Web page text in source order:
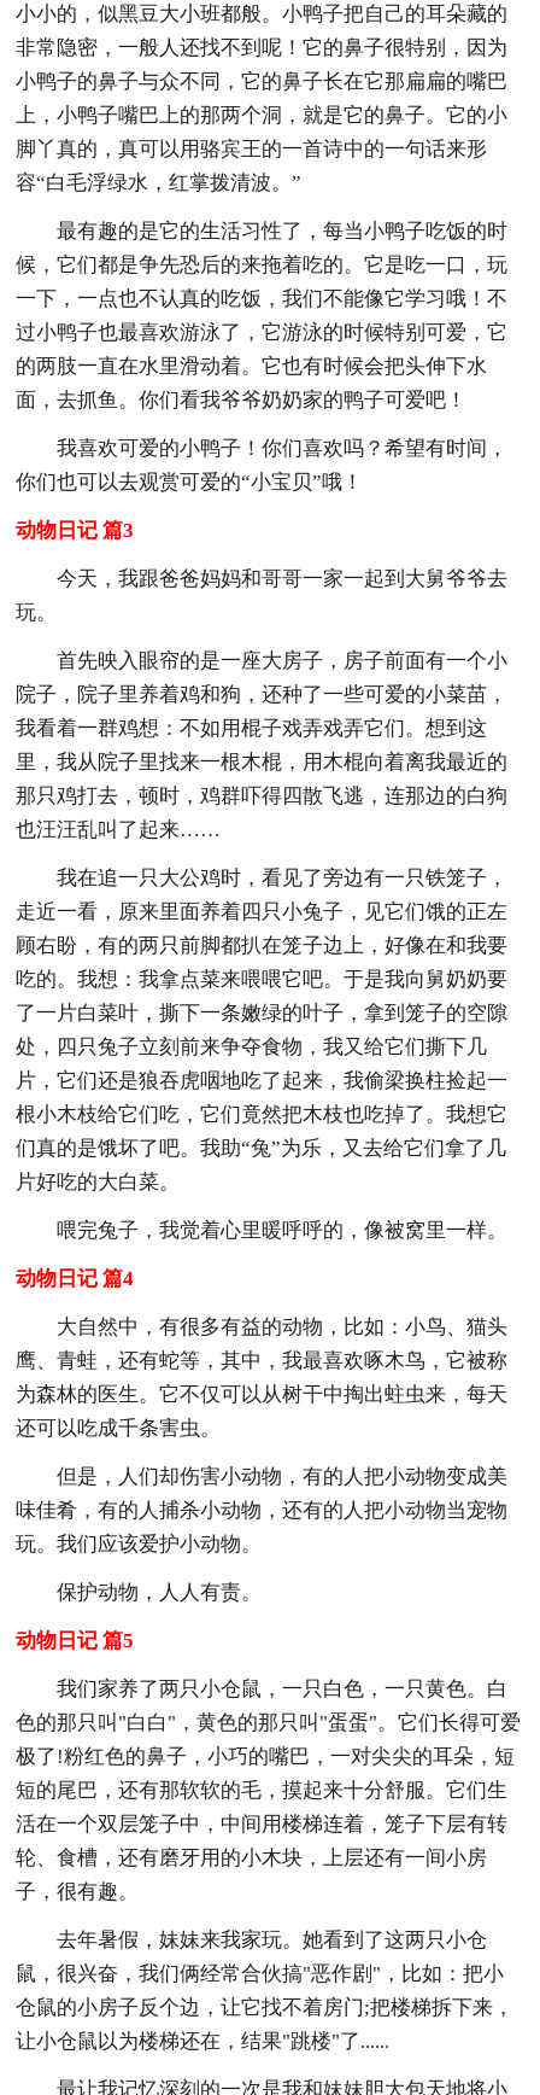
小小的，似黑豆大小班都般。小鸭子把自己的耳朵藏的
非常隐密，一般人还找不到呢！它的鼻子很特别，因为
小鸭子的鼻子与众不同，它的鼻子长在它那扁扁的嘴巴
上，小鸭子嘴巴上的那两个洞，就是它的鼻子。它的小
脚丫真的，真可以用骆宾王的一首诗中的一句话来形
容“白毛浮绿水，红掌拨清波。”
最有趣的是它的生活习性了，每当小鸭子吃饭的时
候，它们都是争先恐后的来拖着吃的。它是吃一口，玩
一下，一点也不认真的吃饭，我们不能像它学习哦！不
过小鸭子也最喜欢游泳了，它游泳的时候特别可爱，它
的两肢一直在水里滑动着。它也有时候会把头伸下水
面，去抓鱼。你们看我爷爷奶奶家的鸭子可爱吧！
我喜欢可爱的小鸭子！你们喜欢吗？希望有时间，
你们也可以去观赏可爱的“小宝贝”哦！
动物日记 篇3
今天，我跟爸爸妈妈和哥哥一家一起到大舅爷爷去
玩。
首先映入眼帘的是一座大房子，房子前面有一个小
院子，院子里养着鸡和狗，还种了一些可爱的小菜苗，
我看着一群鸡想：不如用棍子戏弄戏弄它们。想到这
里，我从院子里找来一根木棍，用木棍向着离我最近的
那只鸡打去，顿时，鸡群吓得四散飞逃，连那边的白狗
也汪汪乱叫了起来……
我在追一只大公鸡时，看见了旁边有一只铁笼子，
走近一看，原来里面养着四只小兔子，见它们饿的正左
顾右盼，有的两只前脚都扒在笼子边上，好像在和我要
吃的。我想：我拿点菜来喂喂它吧。于是我向舅奶奶要
了一片白菜叶，撕下一条嫩绿的叶子，拿到笼子的空隙
处，四只兔子立刻前来争夺食物，我又给它们撕下几
片，它们还是狼吞虎咽地吃了起来，我偷梁换柱捡起一
根小木枝给它们吃，它们竟然把木枝也吃掉了。我想它
们真的是饿坏了吧。我助“兔”为乐，又去给它们拿了几
片好吃的大白菜。
喂完兔子，我觉着心里暖呼呼的，像被窝里一样。
动物日记 篇4
大自然中，有很多有益的动物，比如：小鸟、猫头
鹰、青蛙，还有蛇等，其中，我最喜欢啄木鸟，它被称
为森林的医生。它不仅可以从树干中掏出蛀虫来，每天
还可以吃成千条害虫。
但是，人们却伤害小动物，有的人把小动物变成美
味佳肴，有的人捕杀小动物，还有的人把小动物当宠物
玩。我们应该爱护小动物。
保护动物，人人有责。
动物日记 篇5
我们家养了两只小仓鼠，一只白色，一只黄色。白
色的那只叫"白白"，黄色的那只叫"蛋蛋"。它们长得可爱
极了!粉红色的鼻子，小巧的嘴巴，一对尖尖的耳朵，短
短的尾巴，还有那软软的毛，摸起来十分舒服。它们生
活在一个双层笼子中，中间用楼梯连着，笼子下层有转
轮、食槽，还有磨牙用的小木块，上层还有一间小房
子，很有趣。
去年暑假，妹妹来我家玩。她看到了这两只小仓
鼠，很兴奋，我们俩经常合伙搞"恶作剧"，比如：把小
仓鼠的小房子反个边，让它找不着房门;把楼梯拆下来，
让小仓鼠以为楼梯还在，结果"跳楼"了......
最让我记忆深刻的一次是我和妹妹胆大包天地将小